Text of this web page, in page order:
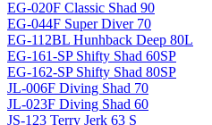
EG-020F Classic Shad 90
EG-044F Super Diver 70
EG-112BL Hunhback Deep 80L
EG-161-SP Shifty Shad 60SP
EG-162-SP Shifty Shad 80SP
JL-006F Diving Shad 70
JL-023F Diving Shad 60
JS-123 Terry Jerk 63 S